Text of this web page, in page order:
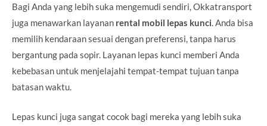
Bagi Anda yang lebih suka mengemudi sendiri, Okkatransport
juga menawarkan layanan rental mobil lepas kunci. Anda bisa
memilih kendaraan sesuai dengan preferensi, tanpa harus
bergantung pada sopir. Layanan lepas kunci memberi Anda
kebebasan untuk menjelajahi tempat-tempat tujuan tanpa
batasan waktu.
Lepas kunci juga sangat cocok bagi mereka yang lebih suka